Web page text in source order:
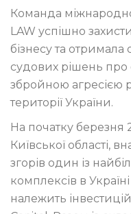
Команда
LAW успішно
бізнесу та
судових рішень про
збройною агресією
території України.
На початку березня
Київської області,
згорів один із
комплексів в
належить